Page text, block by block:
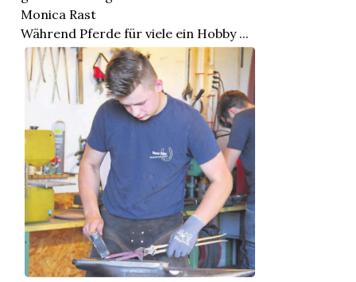
Monica Rast
Während Pferde für viele ein Hobby ...